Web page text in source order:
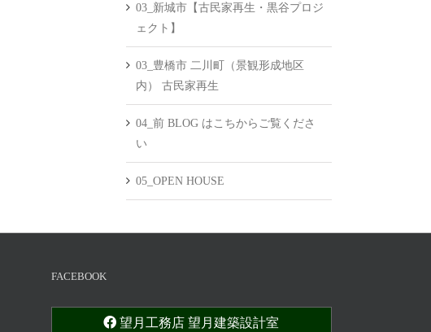
03_新城市【古民家再生・黒谷プロジ
ェクト】
03_豊橋市 二川町（景観形成地区
内） 古民家再生
04_前 BLOG はこちからご覧くださ
い
05_OPEN HOUSE
FACEBOOK
望月工務店 望月建築設計室